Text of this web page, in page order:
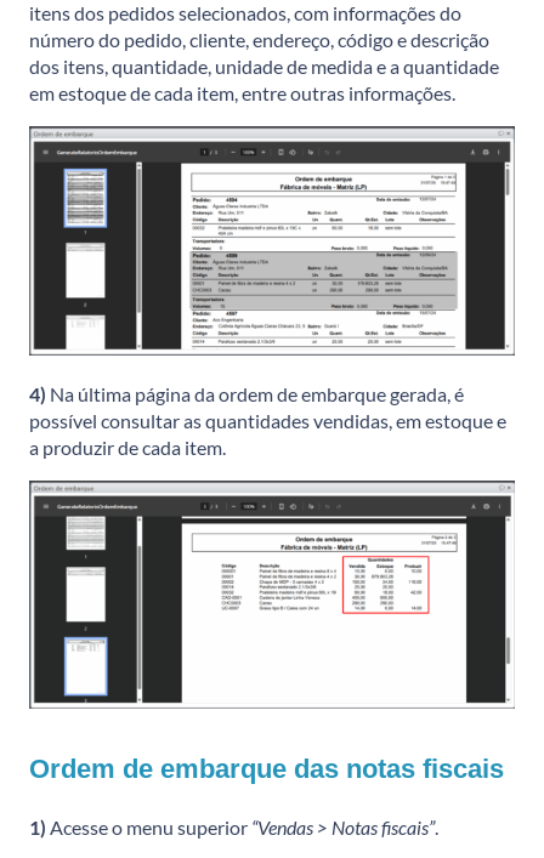
itens dos pedidos selecionados, com informações do
número do pedido, cliente, endereço, código e descrição
dos itens, quantidade, unidade de medida e a quantidade
em estoque de cada item, entre outras informações.
4) Na última página da ordem de embarque gerada, é
possível consultar as quantidades vendidas, em estoque e
a produzir de cada item.
Ordem de embarque das notas fiscais
1) Acesse o menu superior “Vendas > Notas fiscais”.